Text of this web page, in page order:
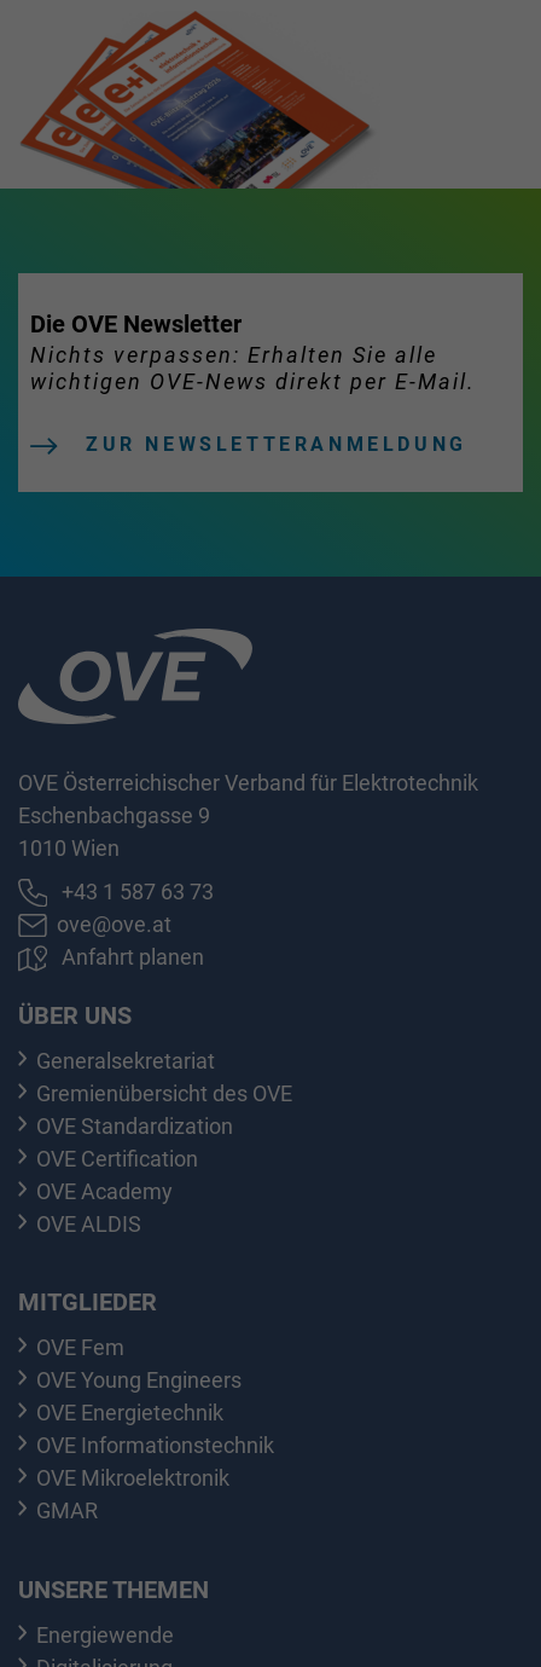
Die OVE Newsletter
Nichts verpassen: Erhalten Sie alle
wichtigen OVE-News direkt per E-Mail.
ZUR NEWSLETTERANMELDUNG
OVE Österreichischer Verband für Elektrotechnik
Eschenbachgasse 9
1010 Wien
+43 1 587 63 73
ove@ove.at
Anfahrt planen
ÜBER UNS
Generalsekretariat
Gremienübersicht des OVE
OVE Standardization
OVE Certification
OVE Academy
OVE ALDIS
MITGLIEDER
OVE Fem
OVE Young Engineers
OVE Energietechnik
OVE Informationstechnik
OVE Mikroelektronik
GMAR
UNSERE THEMEN
Energiewende